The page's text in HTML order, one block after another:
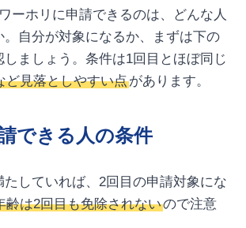
ーホリに申請できるのは、どんな人
。自分が対象になるか、まずは下の
しましょう。条件は1回目とほぼ同じ
ど見落としやすい点があります。
できる人の条件
たしていれば、2回目の申請対象にな
齢は2回目も免除されないので注意